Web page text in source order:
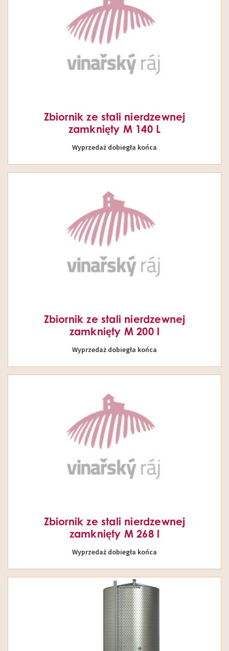
Zbiornik ze stali nierdzewnej
zamknięty M 140 L
Wyprzedaż dobiegła końca
Zbiornik ze stali nierdzewnej
zamknięty M 200 l
Wyprzedaż dobiegła końca
Zbiornik ze stali nierdzewnej
zamknięty M 268 l
Wyprzedaż dobiegła końca